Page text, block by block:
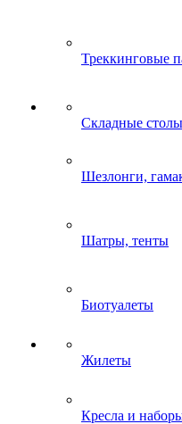
Треккинговые
Складные
Шезлонги,
Шатры, тенты
Биотуалеты
Жилеты
Кресла и